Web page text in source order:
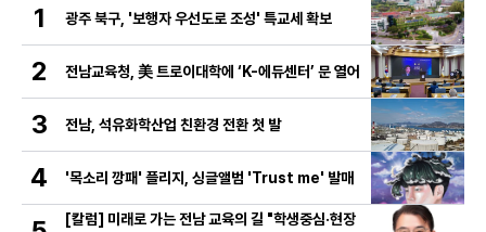
1 광주 북구, '보행자 우선도로 조성' 특교세 확보
2 전남교육청, 美 트로이대학에 ‘K-에듀센터’ 문 열어
3 전남, 석유화학산업 친환경 전환 첫 발
4 '목소리 깡패' 플리지, 싱글앨범 'Trust me' 발매
[칼럼] 미래로 가는 전남 교육의 길 "학생중심·현장